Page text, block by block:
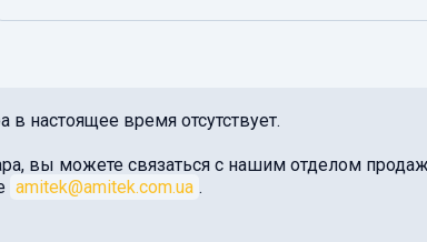
настоящее время отсутствует.
вы можете связаться с нашим отделом
amitek@amitek.com.ua .